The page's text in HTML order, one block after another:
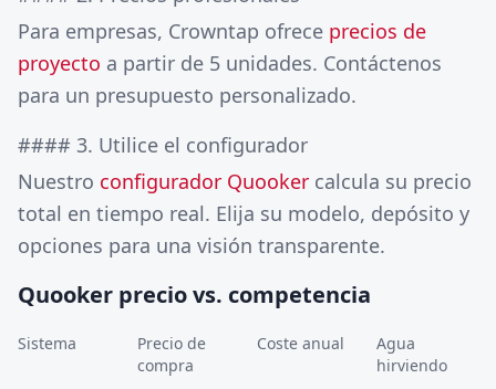
Para empresas, Crowntap ofrece precios de
proyecto a partir de 5 unidades. Contáctenos
para un presupuesto personalizado.
#### 3. Utilice el configurador
Nuestro configurador Quooker calcula su precio
total en tiempo real. Elija su modelo, depósito y
opciones para una visión transparente.
Quooker precio vs. competencia
Sistema
Precio de
compra
Coste anual
Agua
hirviendo